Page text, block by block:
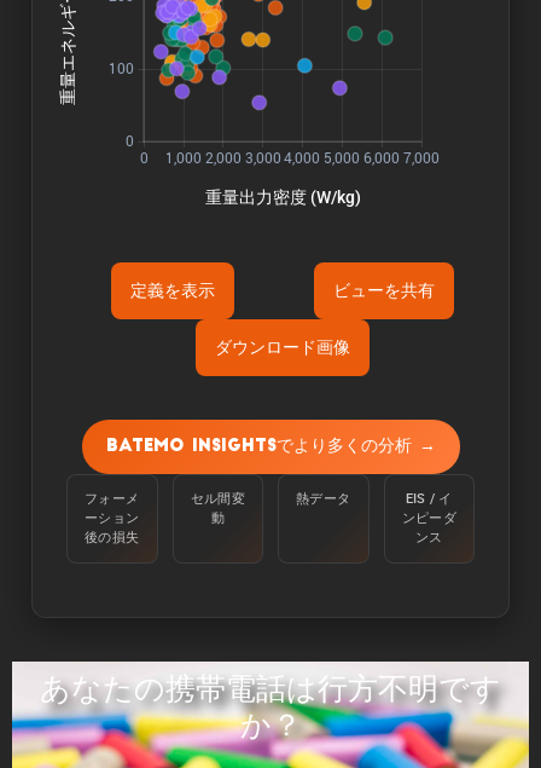
定義を表示 ビューを共有
ダウンロード画像
容量は、周囲温度25℃で、100%から定電流
C/10で下限電圧に達するまで放電させて測定す
る。
Òé¿ÒâìÒâ½Òé«Òâ╝:
エネルギーは、周囲温度25℃のセルを100％か
せることで測定される。
ÒâæÒâ»Òâ╝:
ピーク電力はセルが5分間供給できる電力であ
る。
Batemo Insightsでより多くの分析 →
フォーメ
ーション
後の損失
セル間変
動
熱データ
EIS / イ
ンピーダ
ンス
あなたの携帯電話は行方不明です
か？